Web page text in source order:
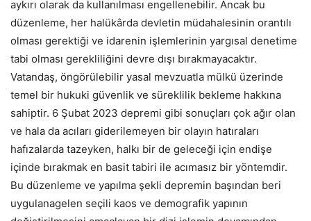
aykırı olarak da kullanılması engellenebilir. Ancak bu
düzenleme, her halükârda devletin müdahalesinin orantılı
olması gerektiği ve idarenin işlemlerinin yargısal denetime
tabi olması gerekliliğini devre dışı bırakmayacaktır.
Vatandaş, öngörülebilir yasal mevzuatla mülkü üzerinde
temel bir hukuki güvenlik ve süreklilik bekleme hakkına
sahiptir. 6 Şubat 2023 depremi gibi sonuçları çok ağır olan
ve hala da acıları giderilemeyen bir olayın hatıraları
hafızalarda tazeyken, halkı bir de geleceği için endişe
içinde bırakmak en basit tabiri ile acımasız bir yöntemdir.
Bu düzenleme ve yapılma şekli depremin başından beri
uygulanagelen seçili kaos ve demografik yapının